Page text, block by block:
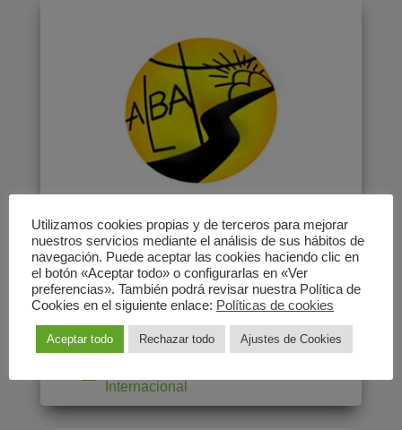
Alba
Alba es una ONG de cooperación al
desarrollo
Internacional
Utilizamos cookies propias y de terceros para mejorar
nuestros servicios mediante el análisis de sus hábitos de
navegación. Puede aceptar las cookies haciendo clic en
el botón «Aceptar todo» o configurarlas en «Ver
preferencias». También podrá revisar nuestra Política de
Cookies en el siguiente enlace: Políticas de cookies
Aceptar todo Rechazar todo Ajustes de Cookies